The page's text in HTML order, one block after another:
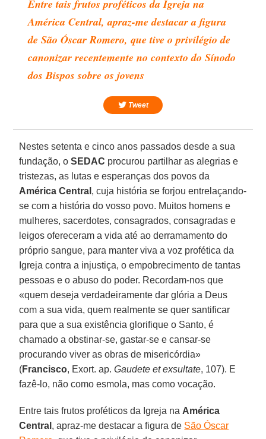
Entre tais frutos proféticos da Igreja na
América Central, apraz-me destacar a figura
de São Óscar Romero, que tive o privilégio de
canonizar recentemente no contexto do Sínodo
dos Bispos sobre os jovens
Tweet
Nestes setenta e cinco anos passados desde a sua
fundação, oSEDAC procurou partilhar as alegrias e
tristezas, as lutas e esperanças dos povos da
América Central , cuja história se forjou entrelaçando-
se com a história do vosso povo. Muitos homens e
mulheres, sacerdotes, consagrados, consagradas e
leigos ofereceram a vida até ao derramamento do
próprio sangue, para manter viva a voz profética da
Igreja contra a injustiça, o empobrecimento de tantas
pessoas e o abuso do poder. Recordam-nos que
«quem deseja verdadeiramente dar glória a Deus
com a sua vida, quem realmente se quer santificar
para que a sua existência glorifique o Santo, é
chamado a obstinar-se, gastar-se e cansar-se
procurando viver as obras de misericórdia»
(Francisco, Exort. ap.Gaudete et exsultate, 107). E
fazê-lo, não como esmola, mas como vocação.
Entre tais frutos proféticos da Igreja na América
Central , apraz-me destacar a figura de São Óscar